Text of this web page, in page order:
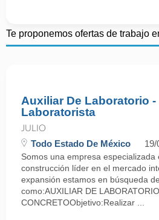
Te proponemos ofertas de trabajo
Auxiliar De Laboratorio -
Laboratorista
JULIO
Todo Estado De México 19/
Somos una empresa especializada
construcción líder en el mercado
expansión estamos en búsqueda
como:AUXILIAR DE
CONCRETOObjetivo:Realizar ...